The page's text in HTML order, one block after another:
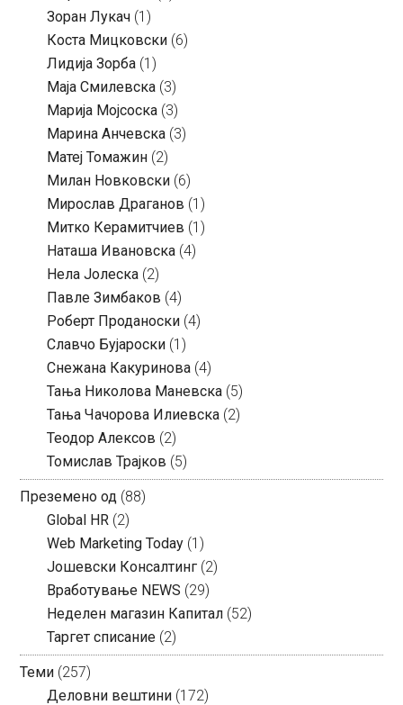
Зоран Лукач (1)
Коста Мицковски (6)
Лидија Зорба (1)
Маја Смилевска (3)
Марија Мојсоска (3)
Марина Анчевска (3)
Матеј Томажин (2)
Милан Новковски (6)
Мирослав Драганов (1)
Митко Керамитчиев (1)
Наташа Ивановска (4)
Нела Јолеска (2)
Павле Зимбаков (4)
Роберт Проданоски (4)
Славчо Бујароски (1)
Снежана Какуринова (4)
Тања Николова Маневска (5)
Тања Чачорова Илиевска (2)
Теодор Алексов (2)
Томислав Трајков (5)
Преземено од (88)
Global HR (2)
Web Marketing Today (1)
Јошевски Консалтинг (2)
Вработување NEWS (29)
Неделен магазин Капитал (52)
Таргет списание (2)
Теми (257)
Деловни вештини (172)